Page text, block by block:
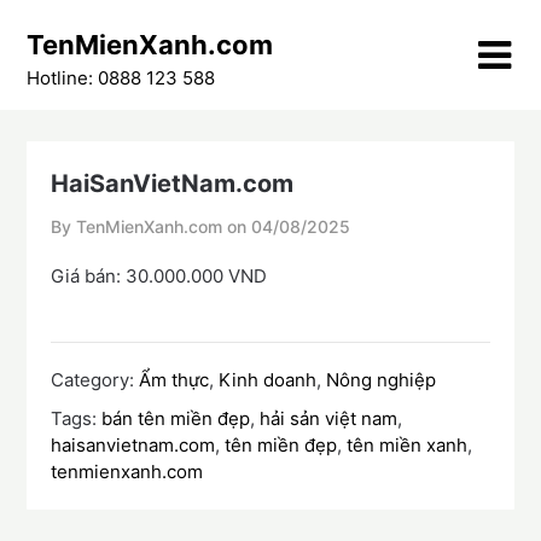
content
TenMienXanh.com
Hotline: 0888 123 588
HaiSanVietNam.com
By TenMienXanh.com on 04/08/2025
Giá bán: 30.000.000 VND
Category: Ẩm thực, Kinh doanh, Nông nghiệp
Tags: bán tên miền đẹp, hải sản việt nam,
haisanvietnam.com,tên miền đẹp,tên miền xanh,
tenmienxanh.com